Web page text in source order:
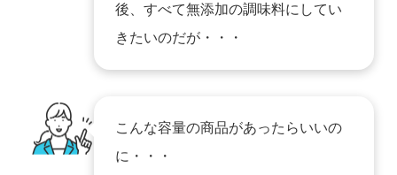
後、すべて無添加の調味料にしてい
きたいのだが・・・
こんな容量の商品があったらいいの
に・・・